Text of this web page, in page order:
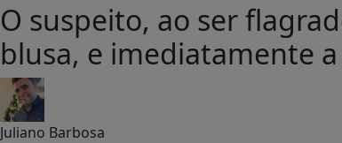
O suspeito, ao ser
blusa, e imediatamente
Juliano Barbosa